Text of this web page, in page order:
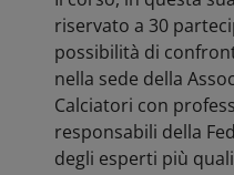
riservato a 30
possibilità di
nella sede della
Calciatori con
responsabili della
degli esperti più